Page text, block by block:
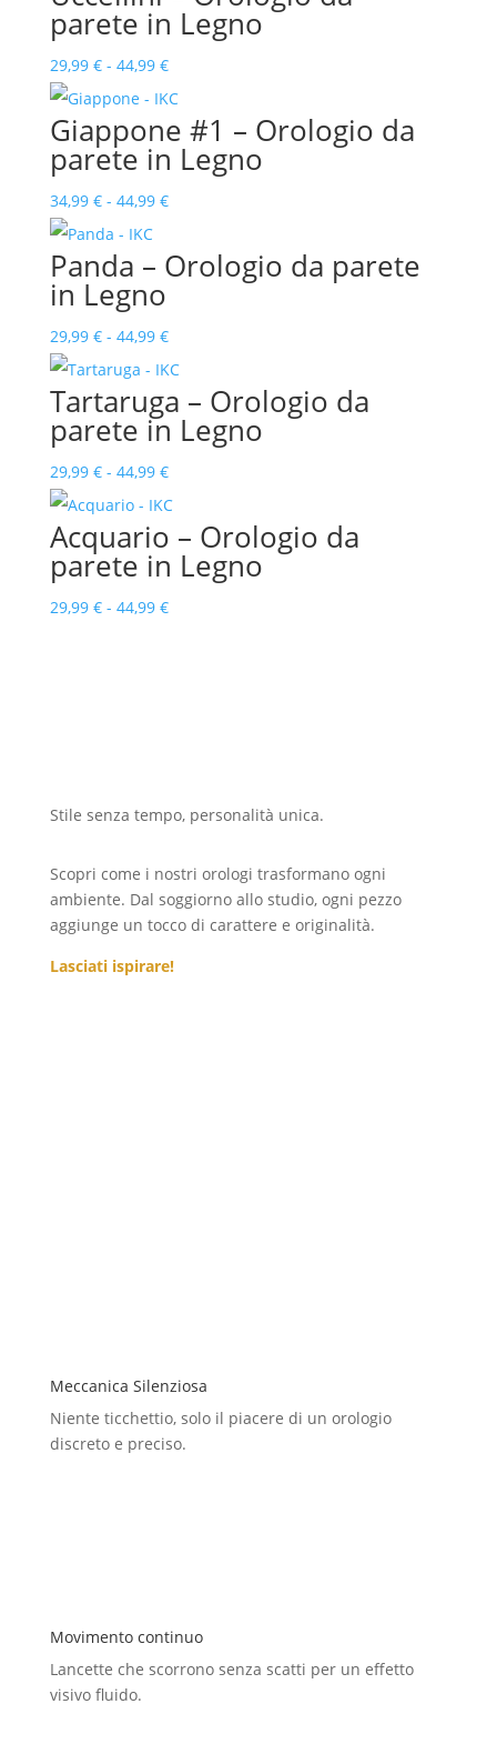
da
29,99 €
a
44,99 €
parete in Legno
29,99 € - 44,99 €Fascia
di
prezzo:
da
29,99 €
44,99 €
Giappone #1 – Orologio da
parete in Legno
34,99 € - 44,99 €Fascia
prezzo:
34,99 €
a
44,99 €
Panda – Orologio da parete
in Legno
29,99 € - 44,99 €Fascia
di
prezzo:
da
29,99 €
a
44,99 €
Tartaruga – Orologio da
parete in Legno
29,99 € - 44,99 €Fascia
di
prezzo:
da
29,99 €
Acquario – Orologio da
parete in Legno
29,99 € - 44,99 €Fascia
Stile senza tempo, personalità unica.
Scopri come i nostri orologi trasformano ogni
ambiente. Dal soggiorno allo studio, ogni pezzo
aggiunge un tocco di carattere e originalità.
Lasciati ispirare!
Meccanica Silenziosa
Niente ticchettio, solo il piacere di un orologio
discreto e preciso.
Movimento continuo
Lancette che scorrono senza scatti per un effetto
visivo fluido.